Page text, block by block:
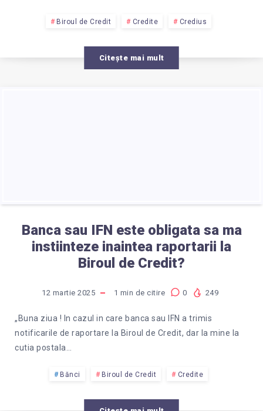
Biroul de Credit Credite Credius
Citește mai mult
Banca sau IFN este obligata sa ma
instiinteze inaintea raportarii la
Biroul de Credit?
12 martie 2025 1 min de citire 0 249
„Buna ziua ! In cazul in care banca sau IFN a trimis
notificarile de raportare la Biroul de Credit, dar la mine la
cutia postala…
Bănci Biroul de Credit Credite